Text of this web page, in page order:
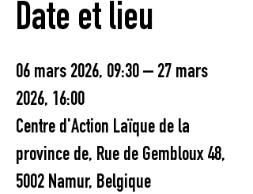
Date et lieu
06 mars 2026, 09:30 – 27 mars
2026, 16:00
Centre d'Action Laïque de la
province de, Rue de Gembloux 48,
5002 Namur, Belgique